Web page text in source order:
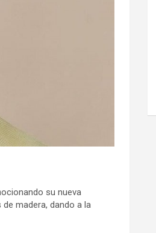
su nueva
madera, dando a la